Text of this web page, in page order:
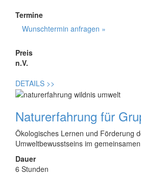
Termine
Wunschtermin anfragen »
Preis
n.V.
DETAILS >>
Naturerfahrung für
Ökologisches Lernen und Förderung
Umweltbewusstseins im
Dauer
6 Stunden